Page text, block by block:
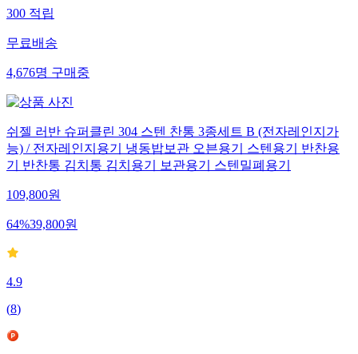
300적립
무료배송
4,676명구매중
쉬젤 러반 슈퍼클린 304 스텐 찬통 3종세트 B (전자레인지가
능) / 전자레인지용기 냉동밥보관 오븐용기 스텐용기 반찬용
기 반찬통 김치통 김치용기 보관용기 스텐밀폐용기
109,800원
64%39,800원
4.9
(8)